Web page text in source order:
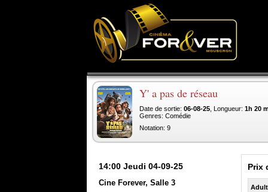
Y' a pas de réseau
Date de sortie: 06-08-25 , Longueur: 1h 20
Genres: Comédie
Notation: 9
14:00 Jeudi 04-09-25
Cine Forever, Salle 3
Prix